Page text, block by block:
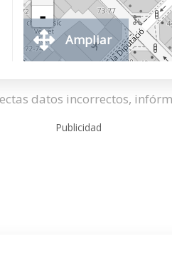
-
Ampliar
datos incorrectos,
Publicidad